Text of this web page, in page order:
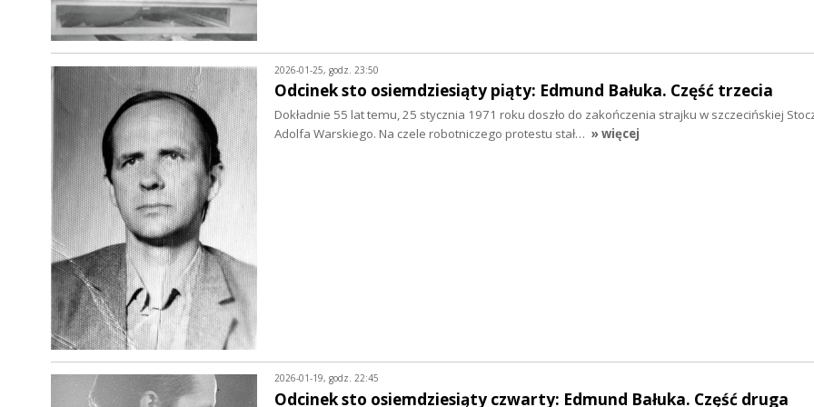
2026-01-25, godz. 23:50
Odcinek sto osiemdziesiąty piąty: Edmund Bałuka. Część trzecia
Dokładnie 55 lat temu, 25 stycznia 1971 roku doszło do zakończenia strajku w szczecińskiej
Adolfa Warskiego. Na czele robotniczego protestu stał… » więcej
2026-01-19, godz. 22:45
Odcinek sto osiemdziesiąty czwarty: Edmund Bałuka. Część druga